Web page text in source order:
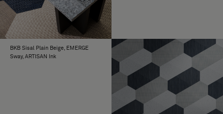
BKB Sisal Plain Beige, EMERGE
Sway, ARTISAN Ink